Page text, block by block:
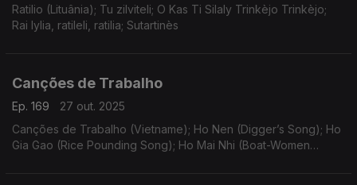
Ratilio (Lituânia); Tu zilviteli; O Kas Ti Silaly Trinkèjo Trinkèjo;
Rai lylia, ratileli, ratilia; Sutartinès
Canções de Trabalho
Ep. 169
27 out. 2025
Canções de Trabalho (Vietname); Ho Nen (Digger’s Song); Ho
Gia Gao (Rice Pounding Song); Ho Mai Nhi (Boat-Women